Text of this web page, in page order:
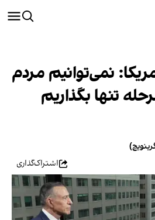
نمی‌توانیم مردم
تنها بگذاریم
اشتراک‌گذاری